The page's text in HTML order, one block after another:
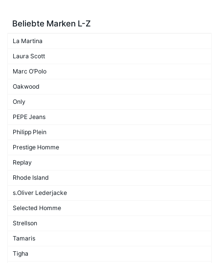
Beliebte Marken L-Z
La Martina
Laura Scott
Marc O’Polo
Oakwood
Only
PEPE Jeans
Philipp Plein
Prestige Homme
Replay
Rhode Island
s.Oliver Lederjacke
Selected Homme
Strellson
Tamaris
Tigha